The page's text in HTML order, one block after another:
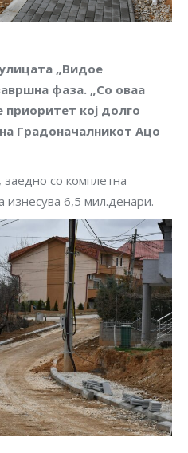
„Видое
фаза. „Со оваа
кој долго
Градоначалникот Ацо
со комплетна
изнесува 6,5 мил.денари.